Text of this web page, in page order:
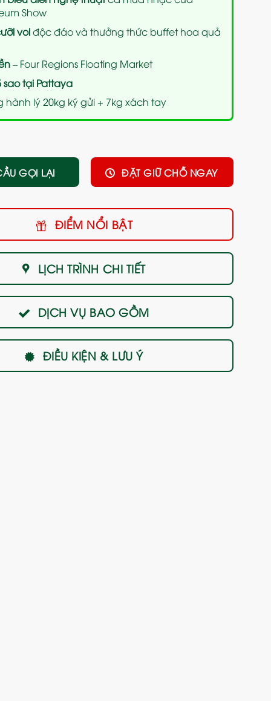
Show
voiđộc đáo và thưởng thức buffet hoa quả
– Four Regions Floating Market
sao tại Pattaya
lý 20kg ký gửi + 7kg xách tay
GỌI LẠI ĐẶT GIỮ CHỖ NGAY
ĐIỂM NỔI BẬT
LỊCH TRÌNH CHI TIẾT
DỊCH VỤ BAO GỒM
ĐIỀU KIỆN & LƯU Ý